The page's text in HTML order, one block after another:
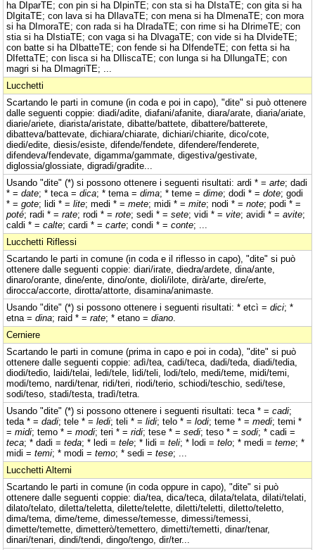
ha DIparTE; con pin si ha DIpinTE; con sta si ha DIstaTE; con gita si ha
DIgitaTE; con lava si ha DIlavaTE; con mena si ha DImenaTE; con mora
si ha DImoraTE; con rada si ha DIradaTE; con rime si ha DIrimeTE; con
stia si ha DIstiaTE; con vaga si ha DIvagaTE; con vide si ha DIvideTE;
con batte si ha DIbatteTE; con fende si ha DIfendeTE; con fetta si ha
DIfettaTE; con lisca si ha DIliscaTE; con lunga si ha DIlungaTE; con
magri si ha DImagriTE; ...
Lucchetti
Scartando le parti in comune (in coda e poi in capo), "dite" si può ottenere
dalle seguenti coppie: diadi/adite, diafani/afanite, diara/arate, diaria/ariate,
diarie/ariete, diarista/aristate, dibatte/battete, dibattere/batterete,
dibatteva/battevate, dichiara/chiarate, dichiari/chiarite, dico/cote,
diedi/edite, diesis/esiste, difende/fendete, difendere/fenderete,
difendeva/fendevate, digamma/gammate, digestiva/gestivate,
diglossia/glossiate, digradi/gradite...
Usando "dite" (*) si possono ottenere i seguenti risultati: ardi * = arte; dadi
* = date; * teca = dica; * tema = dima; * teme = dime; dodi * = dote; godi
* = gote; lidi * = lite; medi * = mete; midi * = mite; nodi * = note; podi * =
poté; radi * = rate; rodi * = rote; sedi * = sete; vidi * = vite; avidi * = avite;
caldi * = calte; cardi * = carte; condi * = conte; ...
Lucchetti Riflessi
Scartando le parti in comune (in coda e il riflesso in capo), "dite" si può
ottenere dalle seguenti coppie: diari/irate, diedra/ardete, dina/ante,
dinaro/orante, dine/ente, dino/onte, dioli/ilote, dirà/arte, dire/erte,
dirocca/accorte, dirotta/attorte, disamina/animaste.
Usando "dite" (*) si possono ottenere i seguenti risultati: * etcì = dici; *
etna = dina; raid * = rate; * etano = diano
Cerniere
Scartando le parti in comune (prima in capo e poi in coda), "dite" si può
ottenere dalle seguenti coppie: adì/tea, cadi/teca, dadi/teda, diadi/tedia,
diodi/tedio, laidi/telai, ledi/tele, lidi/teli, lodi/telo, medi/teme, midi/temi,
modi/temo, nardi/tenar, ridi/teri, riodi/terio, schiodi/teschio, sedi/tese,
sodi/teso, stadi/testa, tradì/tetra.
Usando "dite" (*) si possono ottenere i seguenti risultati: teca * = cadi;
teda * = dadi; tele * = ledi; teli * = lidi; telo * = lodi; teme * = medi; temi *
= midi; temo * = modi; teri * = ridi; tese * = sedi; teso * = sodi; * cadi =
teca; * dadi = teda; * ledi = tele; * lidi = teli; * lodi = telo; * medi = teme; *
midi = temi; * modi = temo; * sedi = tese; ...
Lucchetti Alterni
Scartando le parti in comune (in coda oppure in capo), "dite" si può
ottenere dalle seguenti coppie: dia/tea, dica/teca, dilata/telata, dilati/telati,
dilato/telato, diletta/teletta, dilette/telette, diletti/teletti, diletto/teletto,
dima/tema, dime/teme, dimesse/temesse, dimessi/temessi,
dimette/temette, dimetterò/temettero, dimetti/temetti, dinar/tenar,
dinari/tenari, dindi/tendi, dingo/tengo, dir/ter...